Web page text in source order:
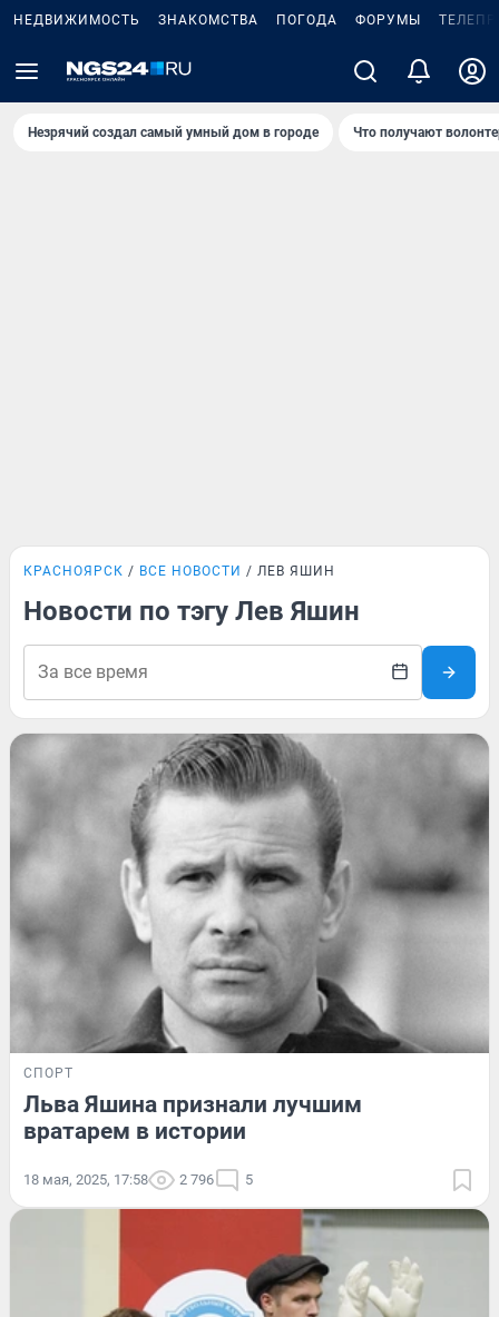
НЕДВИЖИМОСТЬ ЗНАКОМСТВА ПОГОДА ФОРУМЫ
Незрячий создал самый умный дом в городе Что получают
КРАСНОЯРСК ВСЕ НОВОСТИ ЛЕВ ЯШИН
Новости по тэгу Лев Яшин
СПОРТ
Льва Яшина признали лучшим
вратарем в истории
18 мая, 2025, 17:58 2 796 5